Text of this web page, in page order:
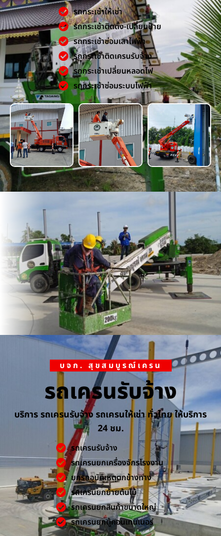
รถกระเช้าให้เช่า
รถกระเช้าติดตั้ง-เปลี่ยนป้าย
รถกระเช้าซ่อมเสาไฟฟ้า
รถกระเช้าติดเครนรับจ้าง
รถกระเช้าเปลี่ยนหลอดไฟ
รถกระเช้าซ่อมระบบไฟฟ้า
บจก. สุขสมบูรณ์เครน
รถเครนรับจ้าง
บริการ รถเครนรับจ้าง รถเครนให้เช่า ทั่วไทย ให้บริการ
24 ชม.
รถเครนรับจ้าง
รถเครนยกเครื่องจักรโรงงาน
ยกรถอุบัติเหตุตกข้างทาง
รถเครนยกย้ายต้นไม้
รถเครนยกสินค้าขนาดใหญ่
รถเครนยกตู้คอนเทนเนอร์